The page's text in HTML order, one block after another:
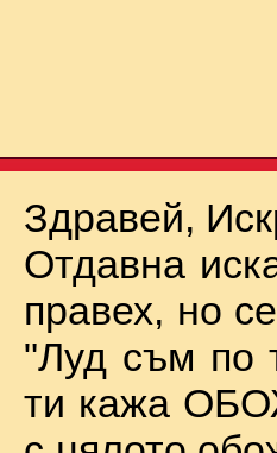
Здравей,
Отдавна
правех, но
"Луд съм по
ти кажа